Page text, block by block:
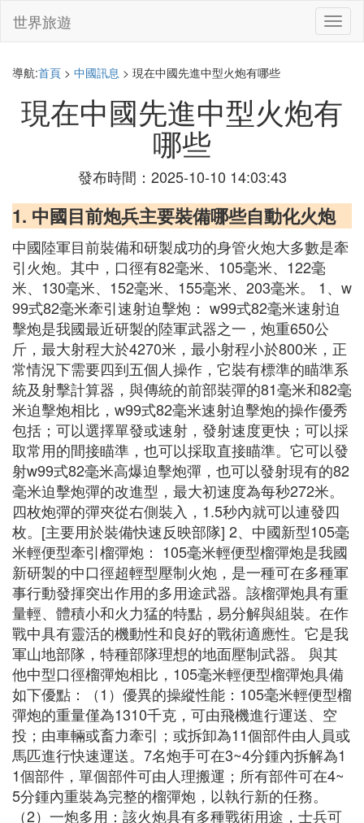
切
換
世界旅遊
導航:首頁 > 中國訊息 > 現在中國先進中型火炮有哪些
現在中國先進中型火炮有
哪些
發布時間：2025-10-10 14:03:43
1. 中國目前炮兵主要裝備哪些自動化火炮
中國陸軍目前裝備和研製成功的身管火炮大多數是牽
引火炮。其中，口徑有82毫米、105毫米、122毫
米、130毫米、152毫米、155毫米、203毫米。 1、w
99式82毫米牽引速射迫擊炮： w99式82毫米速射迫
擊炮是我國最近研製的陸軍武器之一，炮重650公
斤，最大射程大於4270米，最小射程小於800米，正
常情況下需要四到五個人操作，它裝有標準的瞄準系
統及射擊計算器，與傳統的前部裝彈的81毫米和82毫
米迫擊炮相比，w99式82毫米速射迫擊炮的操作優秀
包括；可以選擇單發或速射，發射速度更快；可以採
取常用的間接瞄準，也可以採取直接瞄準。它可以發
射w99式82毫米高爆迫擊炮彈，也可以發射現有的82
毫米迫擊炮彈的改進型，最大初速度為每秒272米。
四枚炮彈的彈夾從右側裝入，1.5秒內就可以連發四
枚。[主要用於裝備快速反映部隊] 2、中國新型105毫
米輕便型牽引榴彈炮： 105毫米輕便型榴彈炮是我國
新研製的中口徑超輕型壓制火炮，是一種可在多種軍
事行動發揮突出作用的多用途武器。該榴彈炮具有重
量輕、體積小和火力猛的特點，易分解與組裝。在作
戰中具有靈活的機動性和良好的戰術適應性。它是我
軍山地部隊，特種部隊理想的地面壓制武器。 與其
他中型口徑榴彈炮相比，105毫米輕便型榴彈炮具備
如下優點：（1）優異的操縱性能：105毫米輕便型榴
彈炮的重量僅為1310千克，可由飛機進行運送、空
投；由車輛或畜力牽引；或拆卸為11個部件由人員或
馬匹進行快速運送。7名炮手可在3~4分鍾內拆解為1
1個部件，單個部件可由人理搬運；所有部件可在4~
5分鍾內重裝為完整的榴彈炮，以執行新的任務。
（2）一炮多用：該火炮具有多種戰術用途，士兵可